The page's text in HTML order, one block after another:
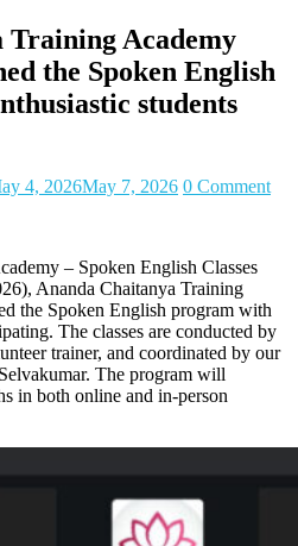
Training Academy
the Spoken English
students
4, 2026May 7, 2026 0 Comment
– Spoken English Classes
Ananda Chaitanya Training
the Spoken English program with
The classes are conducted by
trainer, and coordinated by our
The program will
in both online and in-person